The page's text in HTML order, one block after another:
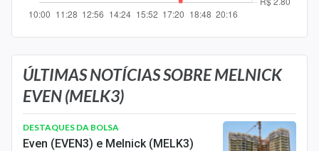
Central dos IPOs
Renda Fixa
Finanças Pessoais
Mercados
Economia
ÚLTIMAS NOTÍCIAS SOBRE MELNICK
EVEN (MELK3)
DESTAQUES DA BOLSA
Even (EVEN3) e Melnick (MELK3)